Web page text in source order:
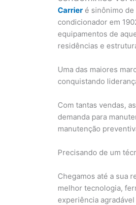
Carrier é sinônimo
condicionador em
equipamentos de
residências e
Uma das maiores
conquistando
Com tantas vendas,
demanda para
manutenção
Precisando de um
Chegamos até a sua
melhor tecnologia,
experiência